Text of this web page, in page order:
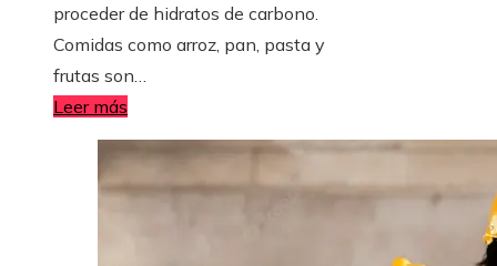
proceder de hidratos de carbono.
Comidas como arroz, pan, pasta y
frutas son…
Leer más